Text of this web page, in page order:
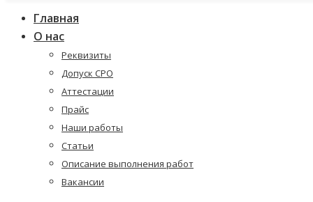
Главная
О нас
Реквизиты
Допуск СРО
Аттестации
Прайс
Наши работы
Статьи
Описание выполнения работ
Вакансии